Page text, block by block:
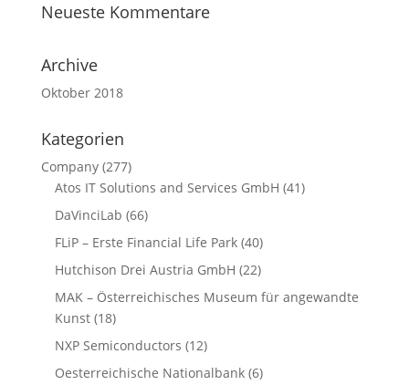
Neueste Kommentare
Archive
Oktober 2018
Kategorien
Company(277)
Atos IT Solutions and Services GmbH (41)
DaVinciLab (66)
FLiP – Erste Financial Life Park(40)
Hutchison Drei Austria GmbH (22)
MAK – Österreichisches Museum für angewandte
Kunst(18)
NXP Semiconductors (12)
Oesterreichische Nationalbank(6)